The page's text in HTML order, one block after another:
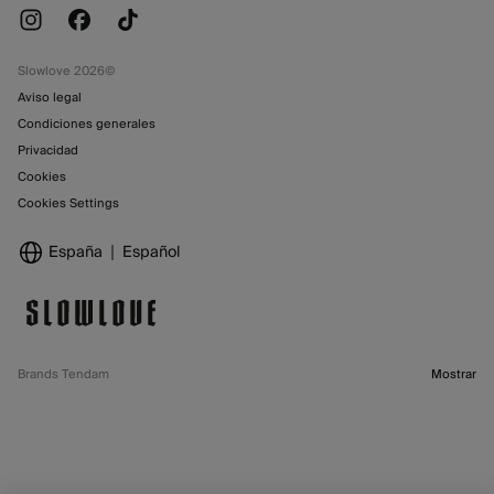
Slowlove 2026©
Aviso legal
Condiciones generales
Privacidad
Cookies
Cookies Settings
España Español
Brands Tendam Mostrar